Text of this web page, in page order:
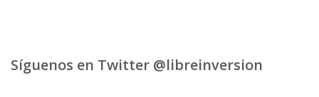
Síguenos en Twitter @libreinversion